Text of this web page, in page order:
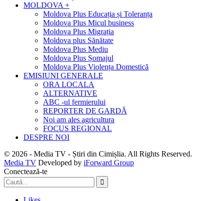
MOLDOVA +
Moldova Plus Educația și Toleranța
Moldova Plus Micul business
Moldova Plus Migrația
Moldova plus Sănătate
Moldova Plus Mediu
Moldova Plus Șomajul
Moldova Plus Violența Domestică
EMISIUNI GENERALE
ORA LOCALA
ALTERNATIVE
ABC -ul fermierului
REPORTER DE GARDĂ
Noi am ales agricultura
FOCUS REGIONAL
DESPRE NOI
© 2026 - Media TV - Știri din Cimișlia. All Rights Reserved.
Media TV Developed by iForward Group
Conectează-te